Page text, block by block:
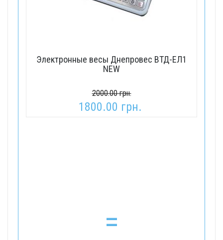
Электронные весы Днепровес ВТД-ЕЛ1
NEW
2000.00 грн.
1800.00 грн.
=